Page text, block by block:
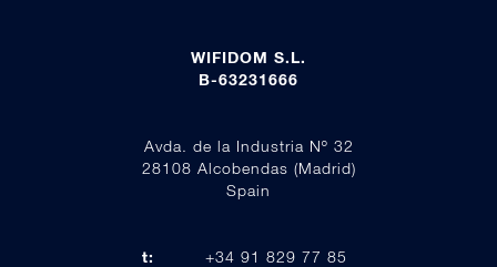
WIFIDOM S.L.
B-63231666
Avda. de la Industria Nº 32
28108 Alcobendas (Madrid)
Spain
t:
+34 91 829 77 85